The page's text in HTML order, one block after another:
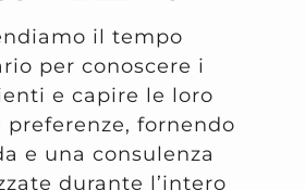
il tempo
per conoscere i
e capire le loro
preferenze, fornendo
e una consulenza
durante l’intero